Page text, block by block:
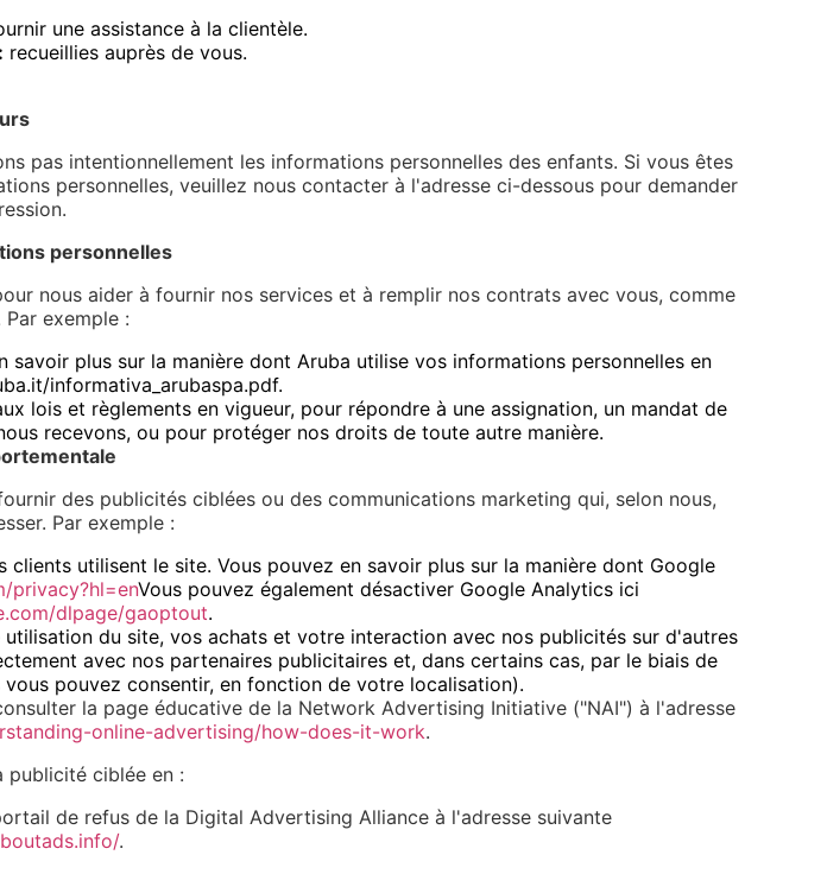
une assistance à la clientèle.
recueillies auprès de vous.
pas intentionnellement les informations personnelles des enfants. Si vous êtes
personnelles, veuillez nous contacter à l'adresse ci-dessous pour demander
personnelles
nous aider à fournir nos services et à remplir nos contrats avec vous, comme
exemple :
plus sur la manière dont Aruba utilise vos informations personnelles en
informativa_arubaspa.pdf.
lois et règlements en vigueur, pour répondre à une assignation, un mandat de
recevons, ou pour protéger nos droits de toute autre manière.
des publicités ciblées ou des communications marketing qui, selon nous,
Par exemple :
utilisent le site. Vous pouvez en savoir plus sur la manière dont Google
privacy?hl=enVous pouvez également désactiver Google Analytics ici
dlpage/gaoptout.
du site, vos achats et votre interaction avec nos publicités sur d'autres
avec nos partenaires publicitaires et, dans certains cas, par le biais de
pouvez consentir, en fonction de votre localisation).
la page éducative de la Network Advertising Initiative ("NAI") à l'adresse
online-advertising/how-does-it-work.
publicité ciblée en :
de refus de la Digital Advertising Alliance à l'adresse suivante
.